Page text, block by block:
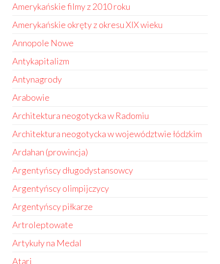
Amerykańskie filmy z 2010 roku
Amerykańskie okręty z okresu XIX wieku
Annopole Nowe
Antykapitalizm
Antynagrody
Arabowie
Architektura neogotycka w Radomiu
Architektura neogotycka w województwie łódzkim
Ardahan (prowincja)
Argentyńscy długodystansowcy
Argentyńscy olimpijczycy
Argentyńscy piłkarze
Artroleptowate
Artykuły na Medal
Atari